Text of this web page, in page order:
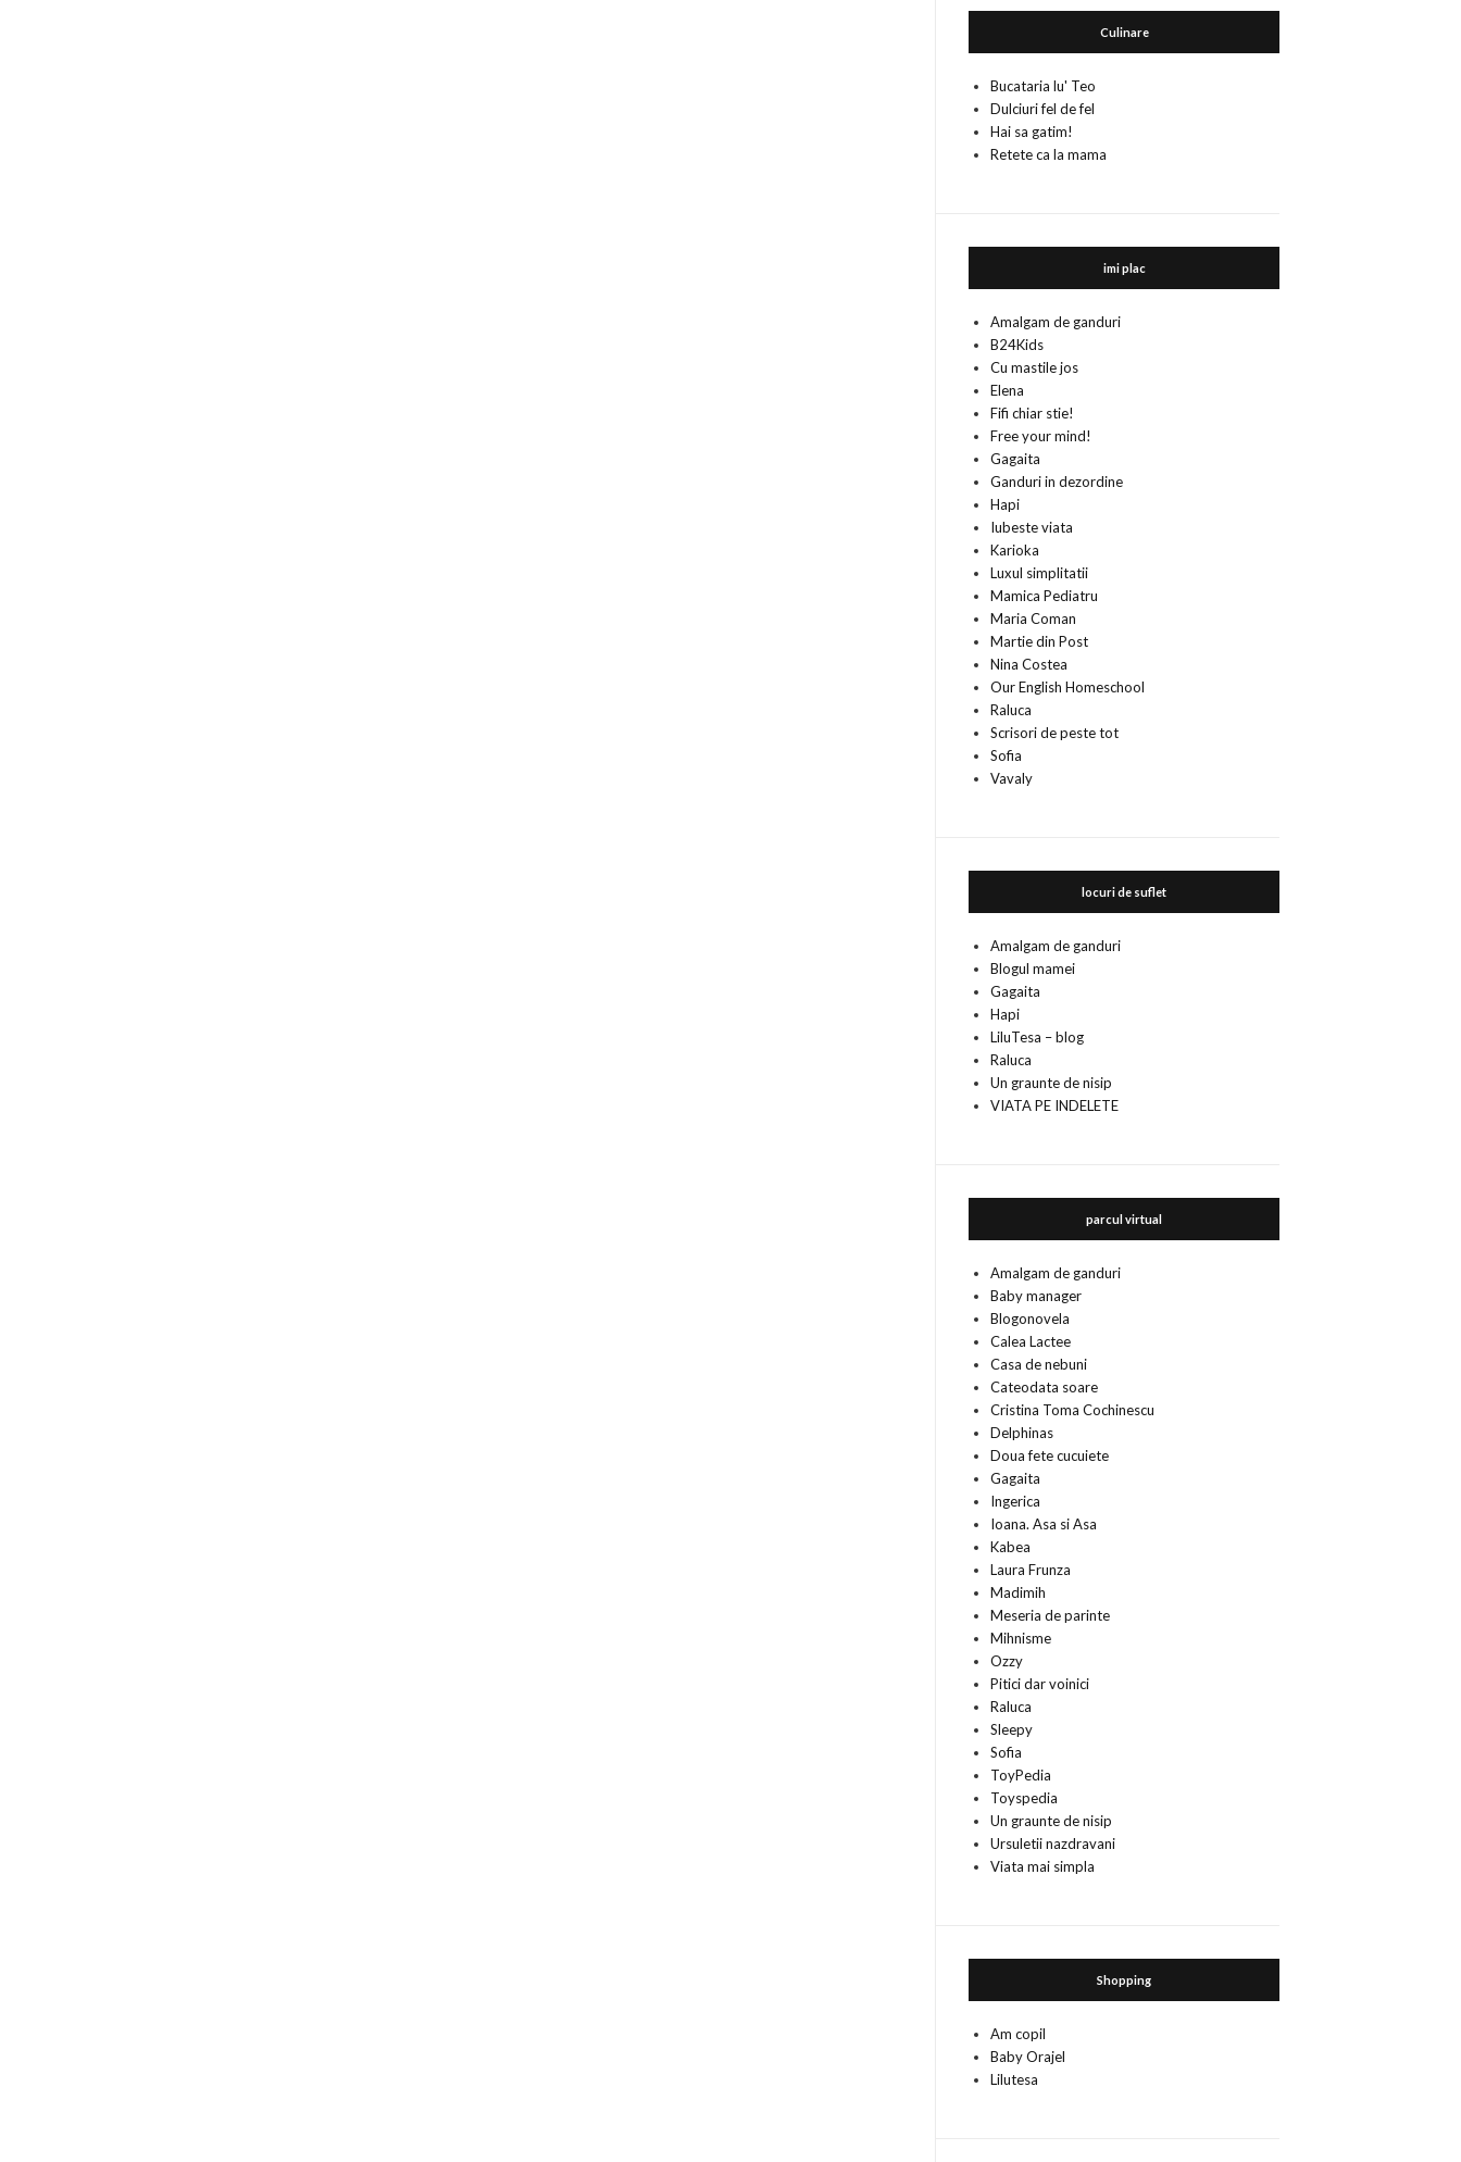
Culinare
Bucataria lu' Teo
Dulciuri fel de fel
Hai sa gatim!
Retete ca la mama
imi plac
Amalgam de ganduri
B24Kids
Cu mastile jos
Elena
Fifi chiar stie!
Free your mind!
Gagaita
Ganduri in dezordine
Hapi
Iubeste viata
Karioka
Luxul simplitatii
Mamica Pediatru
Maria Coman
Martie din Post
Nina Costea
Our English Homeschool
Raluca
Scrisori de peste tot
Sofia
Vavaly
locuri de suflet
Amalgam de ganduri
Blogul mamei
Gagaita
Hapi
LiluTesa – blog
Raluca
Un graunte de nisip
VIATA PE INDELETE
parcul virtual
Amalgam de ganduri
Baby manager
Blogonovela
Calea Lactee
Casa de nebuni
Cateodata soare
Cristina Toma Cochinescu
Delphinas
Doua fete cucuiete
Gagaita
Ingerica
Ioana. Asa si Asa
Kabea
Laura Frunza
Madimih
Meseria de parinte
Mihnisme
Ozzy
Pitici dar voinici
Raluca
Sleepy
Sofia
ToyPedia
Toyspedia
Un graunte de nisip
Ursuletii nazdravani
Viata mai simpla
Shopping
Am copil
Baby Orajel
Lilutesa